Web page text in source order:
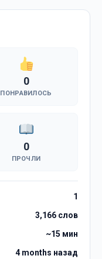
0
ПОНРАВИЛОСЬ
0
ПРОЧЛИ
1
3,166 слов
~15 мин
4 months назад